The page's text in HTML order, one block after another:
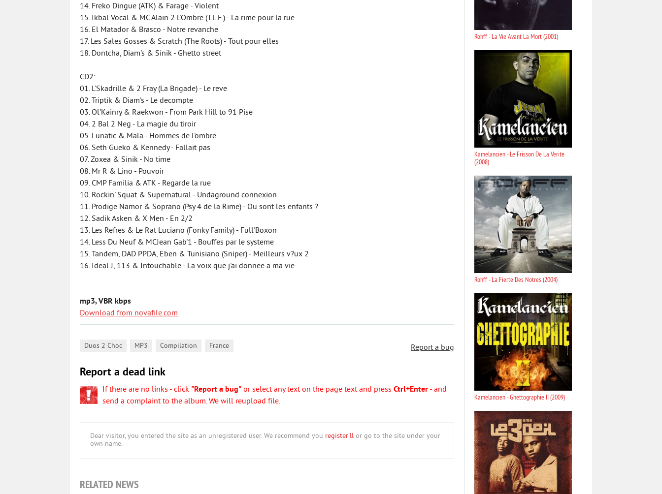
14. Freko Dingue (ATK) & Farage - Violent
15. Ikbal Vocal & MC Alain 2 L'Ombre (T.L.F.) - La rime pour la rue
16. El Matador & Brasco - Notre revanche
17. Les Sales Gosses & Scratch (The Roots) - Tout pour elles
18. Dontcha, Diam's & Sinik - Ghetto street
CD2:
01. L'Skadrille & 2 Fray (La Brigade) - Le reve
02. Triptik & Diam's - Le decompte
03. Ol'Kainry & Raekwon - From Park Hill to 91 Pise
04. 2 Bal 2 Neg - La magie du tiroir
05. Lunatic & Mala - Hommes de l'ombre
06. Seth Gueko & Kennedy - Fallait pas
07. Zoxea & Sinik - No time
08. Mr R & Lino - Pouvoir
09. CMP Familia & ATK - Regarde la rue
10. Rockin' Squat & Supernatural - Undaground connexion
11. Prodige Namor & Soprano (Psy 4 de la Rime) - Ou sont les enfants ?
12. Sadik Asken & X Men - En 2/2
13. Les Refres & Le Rat Luciano (Fonky Family) - Full'Boxon
14. Less Du Neuf & MCJean Gab'1 - Bouffes par le systeme
15. Tandem, DAD PPDA, Eben & Tunisiano (Sniper) - Meilleurs v?ux 2
16. Ideal J, 113 & Intouchable - La voix que j'ai donnee a ma vie
mp3, VBR kbps
Download from novafile.com
Report a bug
Duos 2 Choc MP3 Compilation France
Report a dead link
If there are no links - click "Report a bug" or select any text on the page text and press Ctrl+Enter - and
send a complaint to the album. We will reupload file.
Dear visitor, you entered the site as an unregistered user. We recommend you register'll or go to the site under your
own name.
RELATED NEWS
Rohff - La Vie Avant La Mort (2001)
Kamelancien - Le Frisson De La Verite
(2008)
Rohff - La Fierte Des Notres (2004)
Kamelancien - Ghettographie II (2009)